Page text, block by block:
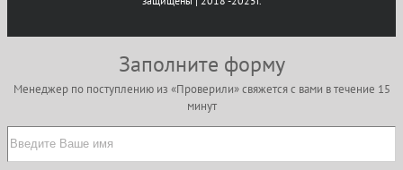
Заполните форму
Менеджер по поступлению из «Проверили» свяжется с вами в течение 15
минут